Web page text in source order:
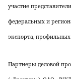
участие
федеральных и
экспорта,
Партнеры деловой